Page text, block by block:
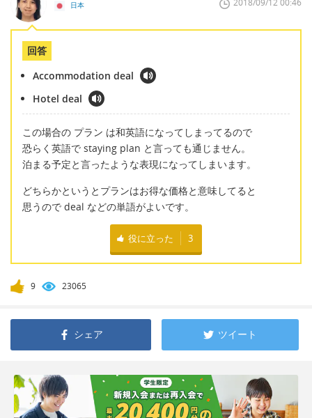
日本 2018/09/12 00:46
回答
Accommodation deal
Hotel deal
この場合の プラン は和英語になってしまってるので
恐らく英語で staying plan と言っても通じません。
泊まる予定と言ったような表現になってしまいます。
どちらかというとプランはお得な価格と意味してると
思うので deal などの単語がよいです。
役に立った 3
9 23065
シェア ツイート